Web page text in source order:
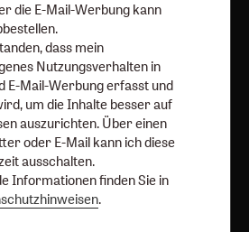
Nach oben
die E-Mail-Werbung kann
dass mein
Nutzungsverhalten in
E-Mail-Werbung erfasst und
um die Inhalte besser auf
auszurichten. Über einen
oder E-Mail kann ich diese
ausschalten.
Informationen finden Sie in
.